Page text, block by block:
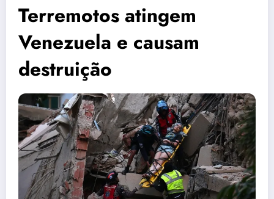
Terremotos atingem
Venezuela e causam
destruição